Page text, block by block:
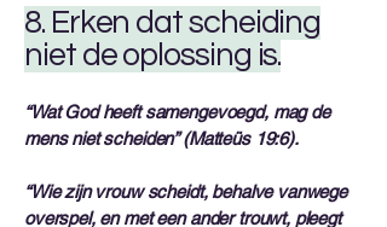
8. Erken dat scheiding
niet de oplossing is.
“Wat God heeft samengevoegd, mag de
mens niet scheiden” (Matteüs 19:6).
“Wie zijn vrouw scheidt, behalve vanwege
overspel, en met een ander trouwt, pleegt